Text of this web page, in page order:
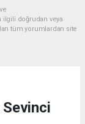
ilgili doğrudan veya
tüm yorumlardan site